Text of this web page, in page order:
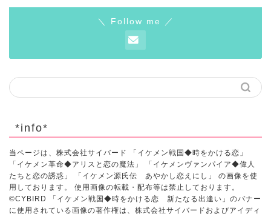
＼ Follow me ／
*info*
当ページは、株式会社サイバード 「イケメン戦国◆時をかける恋」
「イケメン革命◆アリスと恋の魔法」 「イケメンヴァンパイア◆偉人
たちと恋の誘惑」 「イケメン源氏伝 あやかし恋えにし」 の画像を使
用しております。 使用画像の転載・配布等は禁止しております。
©CYBIRD 「イケメン戦国◆時をかける恋 新たなる出逢い」のバナー
に使用されている画像の著作権は、株式会社サイバードおよびアイディ